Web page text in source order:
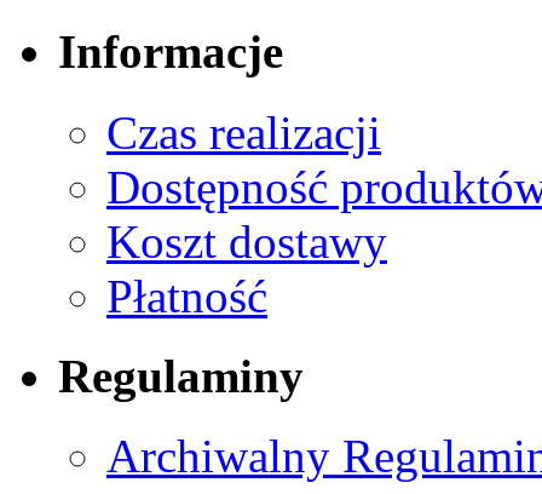
Informacje
Czas realizacji
Dostępność
Koszt dostawy
Płatność
Regulaminy
Archiwalny